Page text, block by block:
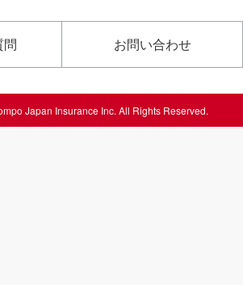
問 お問い合わせ
Japan Insurance Inc. All Rights Reserved.